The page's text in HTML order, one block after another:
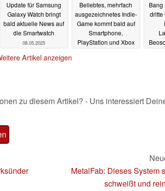
Update für Samsung
Galaxy Watch bringt
bald aktuelle News auf
die Smartwatch
08.05.2025
Beliebtes, mehrfach
ausgezeichnetes Indie-
Game kommt bald auf
Smartphone,
PlayStation und Xbox
Bang
dritte
Artikel anzeigen
zu diesem Artikel? - Uns interessiert
MetalFab: Dieses System
schweißt und